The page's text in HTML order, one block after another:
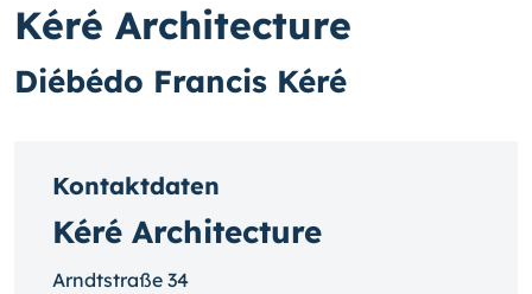
Kéré Architecture
Diébédo Francis Kéré
Kontaktdaten
Kéré Architecture
Arndtstraße 34